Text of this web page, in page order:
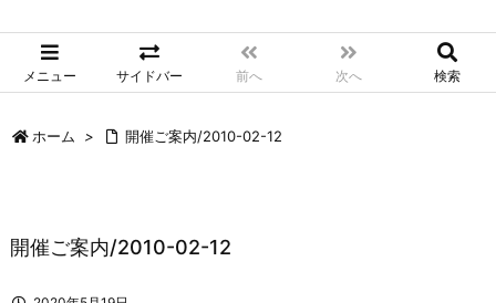
メニュー サイドバー 前へ 次へ 検索
ホーム > 開催ご案内/2010-02-12
開催ご案内/2010-02-12